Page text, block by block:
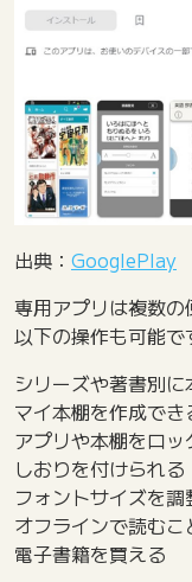
出典： GooglePlay
専用アプリは複数
以下の操作も可能で
シリーズや著書別
マイ本棚を作成でき
アプリや本棚をロッ
しおりを付けられる
フォントサイズを調
オフラインで読むこ
電子書籍を買える